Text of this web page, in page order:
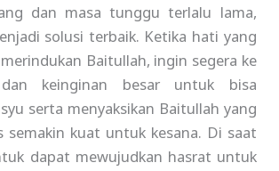
dan masa tunggu terlalu lama,
solusi terbaik. Ketika hati yang
Baitullah, ingin segera ke
keinginan besar untuk bisa
serta menyaksikan Baitullah yang
semakin kuat untuk kesana. Di saat
dapat mewujudkan hasrat untuk